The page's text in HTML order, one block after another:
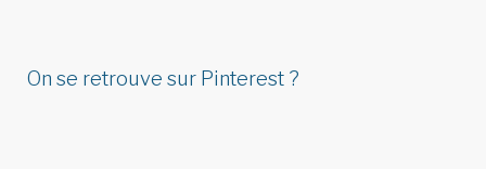
On se retrouve sur Pinterest ?